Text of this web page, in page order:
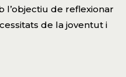
l’objectiu de reflexionar
de la joventut i